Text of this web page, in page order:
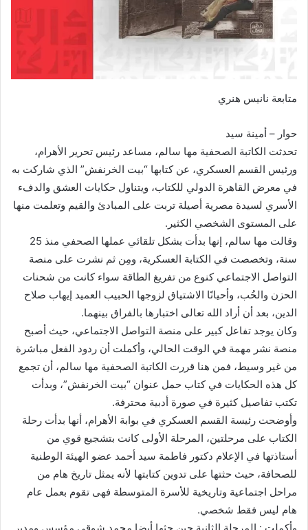
متابعة نانيس هنري
حوار – أمينة سيد
تحدثت الكاتبة الصحفية مها سالم، مساعد رئيس تحرير الأهرام،
ورئيس القسم العسكري، عن كتابها “بيت الخرنفش” الذي شاركت به
في معرض القاهرة الدولي للكتاب، ويتناول حكايات العشق والدفء
الأسري لسيدة مصرية أصيلة تربت على المبادئ والقيم وتعلمت منها
على المستوى الشخصي الكثير.
وقالت مها سالم، إنها بدأت بشكل تلقائي عملها الصحفي منذ 25
سنة، وتخصصت في الكتابة العسكرية، ومِن ثم نشرت على منصة
التواصل الاجتماعي كنوع من تفريغ الطاقة سواء كانت من شحنات
الحزن والحُب، وأحيانًا الاشتياق لزوجها الحبيب العميد إيهاب صلاح
الدين، بعد أن أراد الله تعالى اختبارها بالفراق بينهما.
وكان يوجد تفاعل كبير على منصة التواصل الاجتماعي، حيث أصبح
منصة نشر مهمة في الوقت الحالي، وأكملت أن ردود الفعل مباشرة
من غير وسيط، فمن هنا قررت الكاتبة الصحفية مها سالم، أن تجمع
كل هذه الحكايات في كتاب حمل عنوان “بيت الخرنفش”، وبدأت
تكتب تفاصيل كثيرة في صورة أدبية محترفة.
وأوضحت رئيسة القسم العسكري في بوابة الأهرام، أنها بدأت رحلة
الكتاب على مرحلتين، المرحلة الأولى كانت بتشجيع قوي من
أستاذتها في الإعلام دكتور فاطمة سيد أحمد عضو الهيئة الوطنية
للصحافة، حيث حثتها على تدوين كتابتها لأنه يمثل تاريخ هام من
مراحل اجتماعية وتاريخية للأسرة المتوسطة فهى تقوم بعمل عام
هام ليس فقط شخصي.